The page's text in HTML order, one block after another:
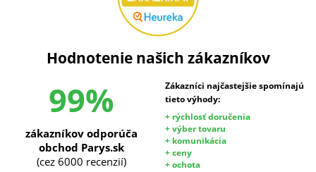
Hodnotenie našich zákazníkov
99%
Zákazníci najčastejšie spomínajú
tieto výhody:
+ rýchlosť doručenia
+ výber tovaru
+ komunikácia
+ ceny
+ ochota
zákazníkov odporúča
obchod Parys.sk
(cez 6000 recenzií)